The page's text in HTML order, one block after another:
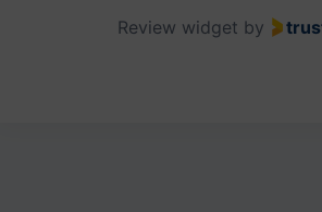
Review widget by